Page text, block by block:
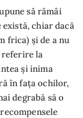
să rămâi
chiar dacă
frica) și de a nu
referire la
și inima
în fața ochilor,
degrabă să o